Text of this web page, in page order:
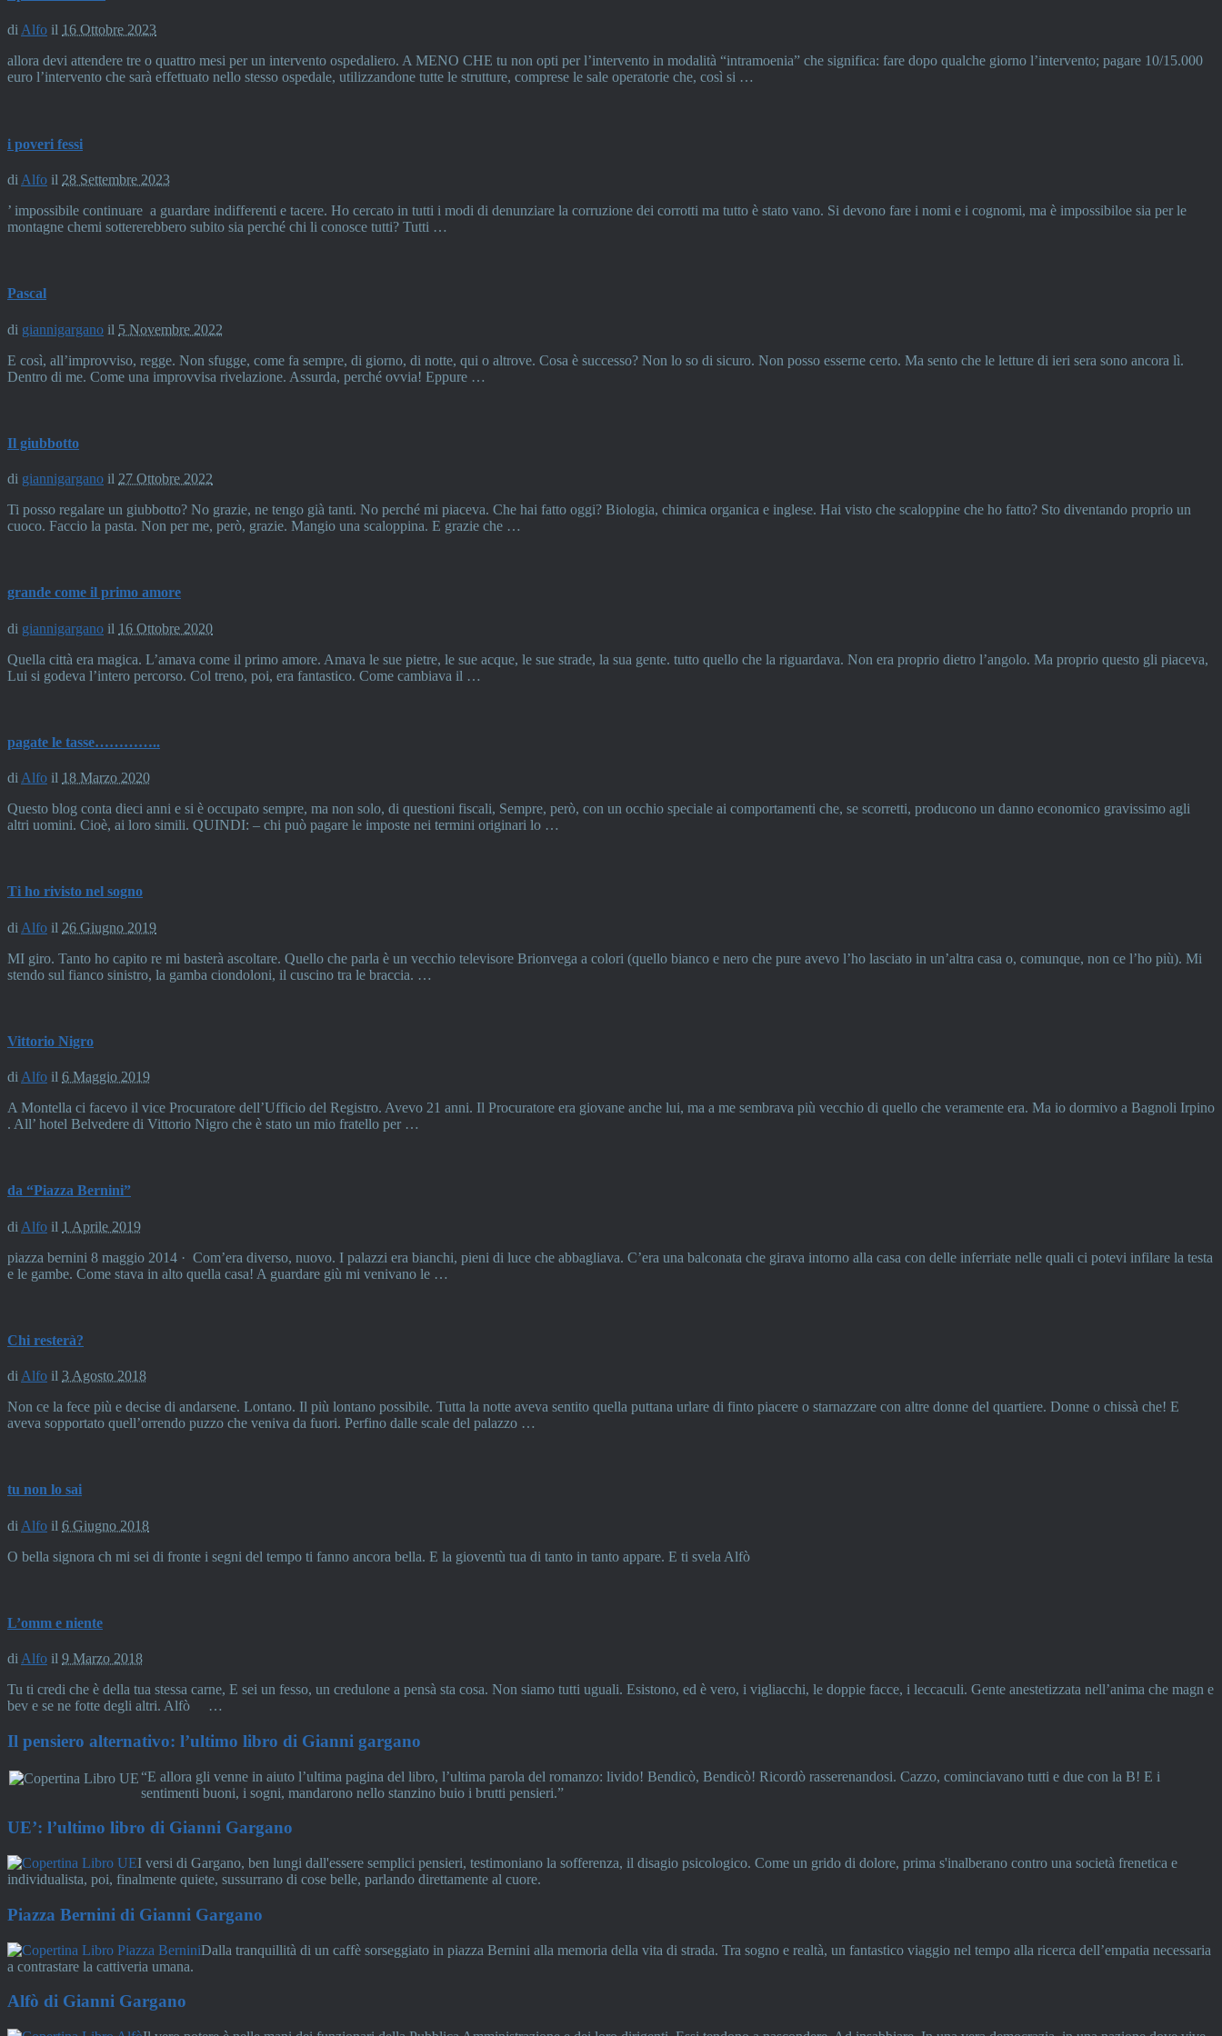
diAlfo il 16 Ottobre 2023
allora devi attendere tre o quattro mesi per un intervento ospedaliero. A MENO CHE tu non opti per l’intervento in modalità “intramoenia” che significa: fare dopo qualche giorno l’intervento; pagare 10/15.000
euro l’intervento che sarà effettuato nello stesso ospedale, utilizzandone tutte le strutture, comprese le sale operatorie che, così si …
i poveri fessi
di Alfo il 28 Settembre 2023
’ impossibile continuare a guardare indifferenti e tacere. Ho cercato in tutti i modi di denunziare la corruzione dei corrotti ma tutto è stato vano. Si devono fare i nomi e i cognomi, ma è impossibiloe sia per le
montagne chemi sottererebbero subito sia perché chi li conosce tutti? Tutti …
Pascal
di giannigargano il 5 Novembre 2022
E così, all’improvviso, regge. Non sfugge, come fa sempre, di giorno, di notte, qui o altrove. Cosa è successo? Non lo so di sicuro. Non posso esserne certo. Ma sento che le letture di ieri sera sono ancora lì.
Dentro di me. Come una improvvisa rivelazione. Assurda, perché ovvia! Eppure …
Il giubbotto
di giannigargano il 27 Ottobre 2022
Ti posso regalare un giubbotto? No grazie, ne tengo già tanti. No perché mi piaceva. Che hai fatto oggi? Biologia, chimica organica e inglese. Hai visto che scaloppine che ho fatto? Sto diventando proprio un
cuoco. Faccio la pasta. Non per me, però, grazie. Mangio una scaloppina. E grazie che …
grande come il primo amore
di giannigargano il 16 Ottobre 2020
Quella città era magica. L’amava come il primo amore. Amava le sue pietre, le sue acque, le sue strade, la sua gente. tutto quello che la riguardava. Non era proprio dietro l’angolo. Ma proprio questo gli piaceva,
Lui si godeva l’intero percorso. Col treno, poi, era fantastico. Come cambiava il …
pagate le tasse…………..
di Alfo il 18 Marzo 2020
Questo blog conta dieci anni e si è occupato sempre, ma non solo, di questioni fiscali, Sempre, però, con un occhio speciale ai comportamenti che, se scorretti, producono un danno economico gravissimo agli
altri uomini. Cioè, ai loro simili. QUINDI: – chi può pagare le imposte nei termini originari lo …
Ti ho rivisto nel sogno
di Alfo il 26 Giugno 2019
MI giro. Tanto ho capito re mi basterà ascoltare. Quello che parla è un vecchio televisore Brionvega a colori (quello bianco e nero che pure avevo l’ho lasciato in un’altra casa o, comunque, non ce l’ho più). Mi
stendo sul fianco sinistro, la gamba ciondoloni, il cuscino tra le braccia. …
Vittorio Nigro
di Alfo il 6 Maggio 2019
A Montella ci facevo il vice Procuratore dell’Ufficio del Registro. Avevo 21 anni. Il Procuratore era giovane anche lui, ma a me sembrava più vecchio di quello che veramente era. Ma io dormivo a Bagnoli Irpino
. All’ hotel Belvedere di Vittorio Nigro che è stato un mio fratello per …
da “Piazza Bernini”
di Alfo il 1 Aprile 2019
piazza bernini 8 maggio 2014 · Com’era diverso, nuovo. I palazzi era bianchi, pieni di luce che abbagliava. C’era una balconata che girava intorno alla casa con delle inferriate nelle quali ci potevi infilare la testa
e le gambe. Come stava in alto quella casa! A guardare giù mi venivano le …
Chi resterà?
di Alfo il 3 Agosto 2018
Non ce la fece più e decise di andarsene. Lontano. Il più lontano possibile. Tutta la notte aveva sentito quella puttana urlare di finto piacere o starnazzare con altre donne del quartiere. Donne o chissà che! E
aveva sopportato quell’orrendo puzzo che veniva da fuori. Perfino dalle scale del palazzo …
tu non lo sai
di Alfo il 6 Giugno 2018
O bella signora ch mi sei di fronte i segni del tempo ti fanno ancora bella. E la gioventù tua di tanto in tanto appare. E ti svela Alfò
L’omm e niente
di Alfo il 9 Marzo 2018
Tu ti credi che è della tua stessa carne, E sei un fesso, un credulone a pensà sta cosa. Non siamo tutti uguali. Esistono, ed è vero, i vigliacchi, le doppie facce, i leccaculi. Gente anestetizzata nell’anima che magn e
bev e se ne fotte degli altri. Alfò …
Il pensiero alternativo: l’ultimo libro di Gianni gargano
“E allora gli venne in aiuto l’ultima pagina del libro, l’ultima parola del romanzo: livido! Bendicò, Bendicò! Ricordò rasserenandosi. Cazzo, cominciavano tutti e due con la B! E i
sentimenti buoni, i sogni, mandarono nello stanzino buio i brutti pensieri.”
UE’: l’ultimo libro di Gianni Gargano
I versi di Gargano, ben lungi dall'essere semplici pensieri, testimoniano la sofferenza, il disagio psicologico. Come un grido di dolore, prima s'inalberano contro una società frenetica e
individualista, poi, finalmente quiete, sussurrano di cose belle, parlando direttamente al cuore.
Piazza Bernini di Gianni Gargano
Dalla tranquillità di un caffè sorseggiato in piazza Bernini alla memoria della vita di strada. Tra sogno e realtà, un fantastico viaggio nel tempo alla ricerca dell’empatia necessaria
a contrastare la cattiveria umana.
Alfò di Gianni Gargano